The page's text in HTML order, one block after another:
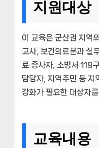
지원대상
이 교육은 군산권 지역
교사, 보건의료분과 실
료 종사자, 소방서 119
담당자, 지역주민 등 지
강화가 필요한 대상자
교육내용